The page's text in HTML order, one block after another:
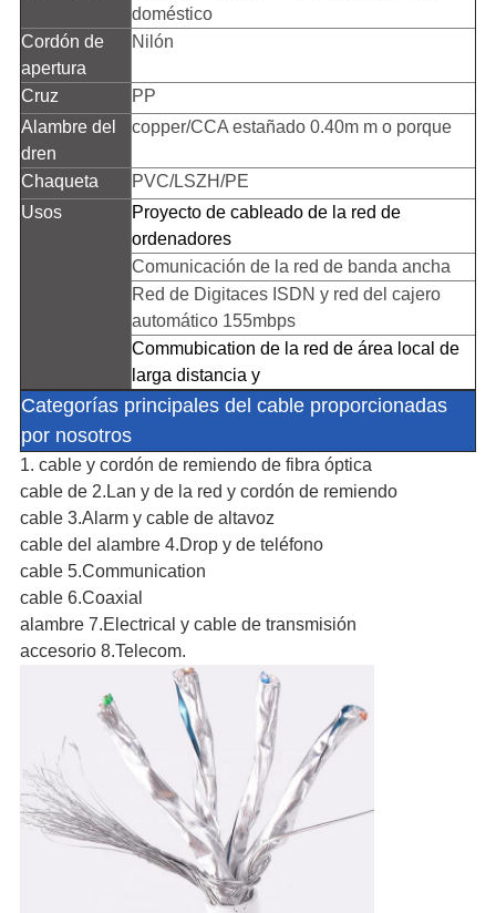
doméstico
Cordón de
apertura
Nilón
Cruz
PP
Alambre del
dren
copper/CCA estañado 0.40m m o porque
Chaqueta
PVC/LSZH/PE
Usos
Proyecto de cableado de la red de
ordenadores
Comunicación de la red de banda ancha
Red de Digitaces ISDN y red del cajero
automático 155mbps
Commubication de la red de área local de
larga distancia y
Categorías principales del cable proporcionadas
por nosotros
1. cable y cordón de remiendo de fibra óptica
cable de 2.Lan y de la red y cordón de remiendo
cable 3.Alarm y cable de altavoz
cable del alambre 4.Drop y de teléfono
cable 5.Communication
cable 6.Coaxial
alambre 7.Electrical y cable de transmisión
accesorio 8.Telecom.